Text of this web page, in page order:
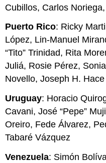
Cubillos, Carlos
Puerto Rico: Ricky
López, Lin-Manuel
“Tito” Trinidad, Rita
Juliá, Rosie Pérez,
Novello, Joseph H. Hace
Uruguay: Horacio
Cavani, José “Pepe”
Oreiro, Fede Álvarez,
Tabaré Vázquez
Venezuela: Simón